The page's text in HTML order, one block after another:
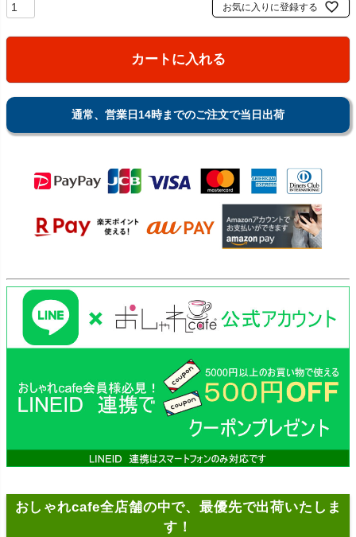
お気に入りに登録する
カートに入れる
通常、営業日14時までのご注文で当日出荷
おしゃれcafe全店舗の中で、最優先で出荷いたしま
す！